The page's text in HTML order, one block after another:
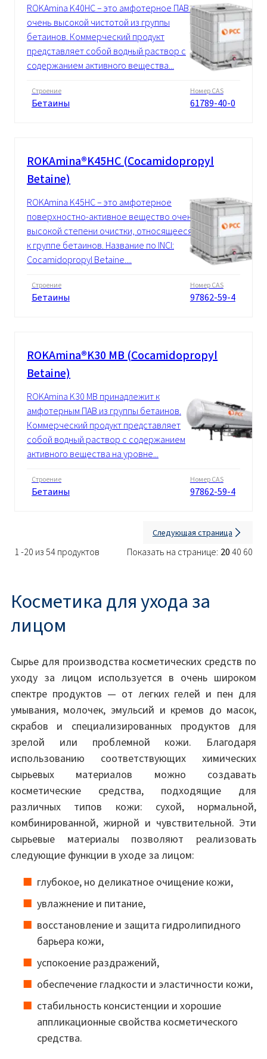
ROKAmina K40HC – это амфотерное ПАВ с
очень высокой чистотой из группы
бетаинов. Коммерческий продукт
представляет собой водный раствор с
содержанием активного вещества...
Строение
Бетаины
Номер CAS
61789-40-0
ROKAmina®K45HC (Cocamidopropyl
Betaine)
ROKAmina K45HC – это амфотерное
поверхностно-активное вещество очень
высокой степени очистки, относящееся
к группе бетаинов. Название по INCI:
Cocamidopropyl Betaine....
Строение
Бетаины
Номер CAS
97862-59-4
ROKAmina®K30 MB (Cocamidopropyl
Betaine)
ROKAmina K30 MB принадлежит к
амфотерным ПАВ из группы бетаинов.
Коммерческий продукт представляет
собой водный раствор с содержанием
активного вещества на уровне...
Строение
Бетаины
Номер CAS
97862-59-4
1 -20 из 54 продуктов Показать на странице: 2040 60
Следующая страница
Косметика для ухода за
лицом
Сырье для производства косметических средств по
уходу за лицом используется в очень широком
спектре продуктов — от легких гелей и пен для
умывания, молочек, эмульсий и кремов до масок,
скрабов и специализированных продуктов для
зрелой или проблемной кожи. Благодаря
использованию соответствующих химических
сырьевых материалов можно создавать
косметические средства, подходящие для
различных типов кожи: сухой, нормальной,
комбинированной, жирной и чувствительной. Эти
сырьевые материалы позволяют реализовать
следующие функции в уходе за лицом:
глубокое, но деликатное очищение кожи,
увлажнение и питание,
восстановление и защита гидролипидного
барьера кожи,
успокоение раздражений,
обеспечение гладкости и эластичности кожи,
стабильность консистенции и хорошие
аппликационные свойства косметического
средства.